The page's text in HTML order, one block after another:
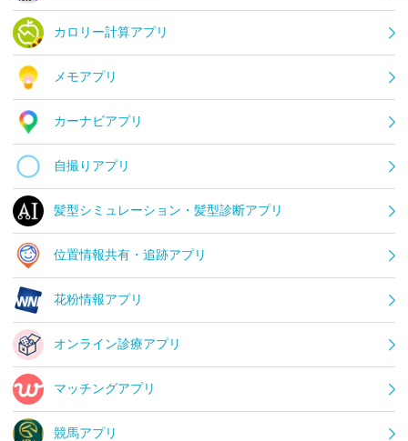
カロリー計算アプリ
メモアプリ
カーナビアプリ
自撮りアプリ
髪型シミュレーション・髪型診断アプリ
位置情報共有・追跡アプリ
花粉情報アプリ
オンライン診療アプリ
マッチングアプリ
競馬アプリ